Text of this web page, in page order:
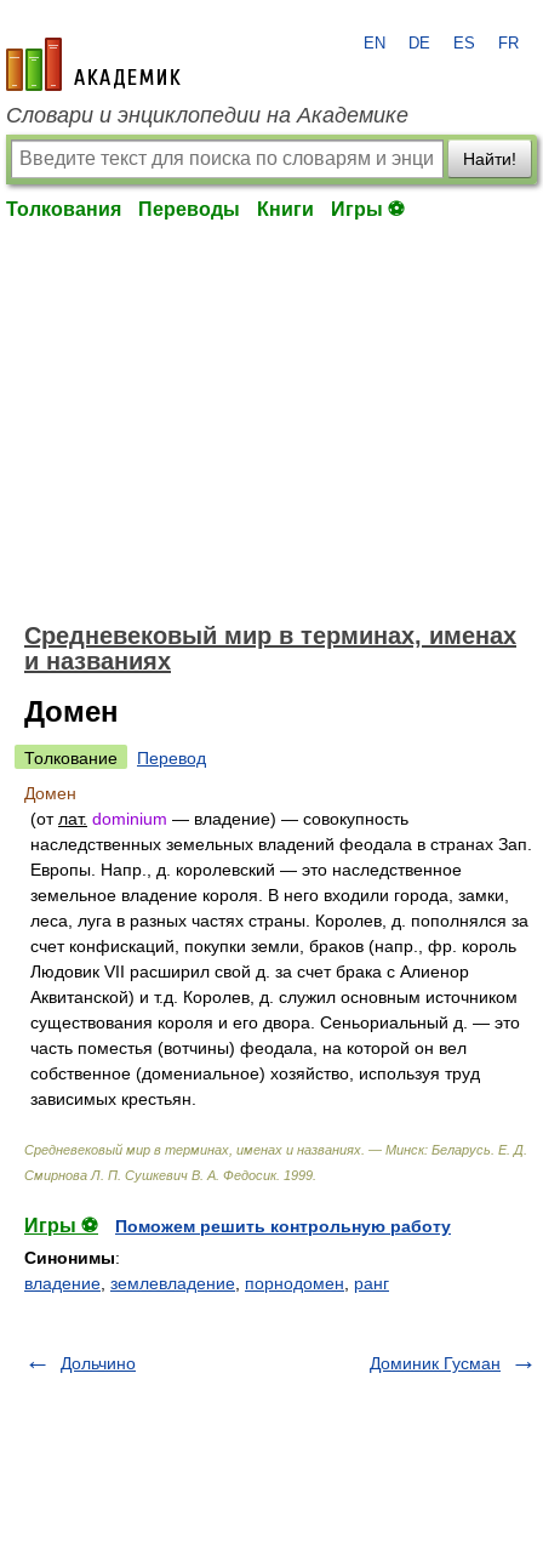
academic.ru
EN DE ES FR
Словари и энциклопедии на Академике
Найти!
Толкования Переводы Книги Игры ⚽
Средневековый мир в терминах, именах
и названиях
Домен
Толкование
Перевод
Домен
(от лат. dominium — владение) — совокупность
наследственных земельных владений феодала в странах Зап.
Европы. Напр., д. королевский — это наследственное
земельное владение короля. В него входили города, замки,
леса, луга в разных частях страны. Королев, д. пополнялся за
счет конфискаций, покупки земли, браков (напр., фр. король
Людовик VII расширил свой д. за счет брака с Алиенор
Аквитанской) и т.д. Королев, д. служил основным источником
существования короля и его двора. Сеньориальный д. — это
часть поместья (вотчины) феодала, на которой он вел
собственное (домениальное) хозяйство, используя труд
зависимых крестьян.
Средневековый мир в терминах, именах и названиях. — Минск: Беларусь Е. Д.
Смирнова Л. П. Сушкевич В. А. Федосик. 1999
Игры ⚽
Поможем решить контрольную работу
Синонимы:
владение землевладение порнодомен ранг
Дольчино Доминик Гусман